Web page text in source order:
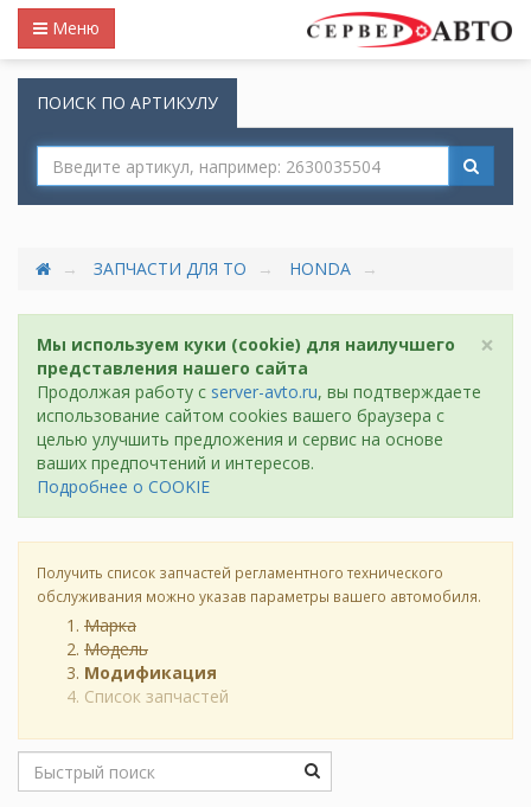
Меню
ПОИСК ПО АРТИКУЛУ
ЗАПЧАСТИ ДЛЯ ТО HONDA
×
Мы используем куки (cookie) для наилучшего
представления нашего сайта
Продолжая работу с server-avto.ru, вы подтверждаете
использование сайтом cookies вашего браузера с
целью улучшить предложения и сервис на основе
ваших предпочтений и интересов.
Подробнее о COOKIE
Получить список запчастей регламентного технического
обслуживания можно указав параметры вашего автомобиля.
Марка
Модель
Модификация
Список запчастей